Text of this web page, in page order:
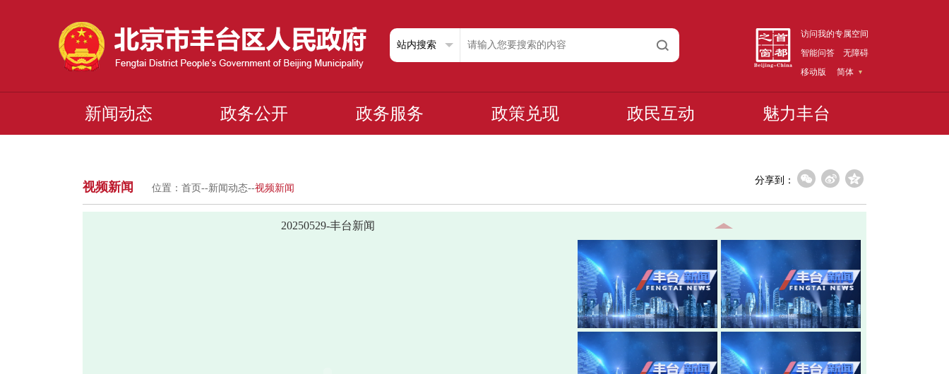
访问我的专属空间
智能问答
无障碍
移动版
简体
新闻动态 政务公开 政务服务 政策兑现 政民互动 魅力丰台
视频新闻 位置： 首页 --新闻动态--视频新闻
分享到：
20250529-丰台新闻
20260805-丰台新闻